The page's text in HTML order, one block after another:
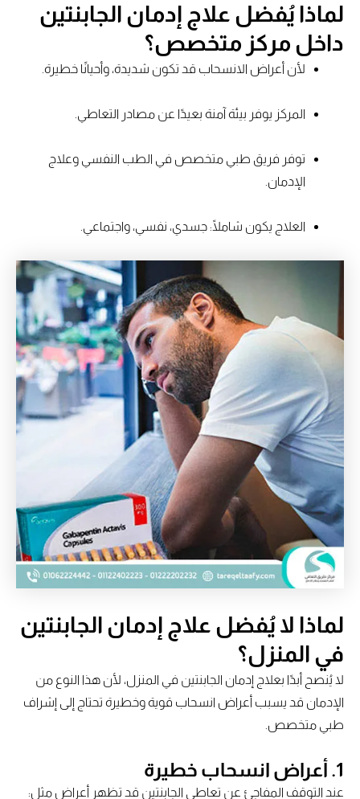
لماذا يُفضل علاج إدمان الجابنتين
داخل مركز متخصص؟
لأن أعراض الانسحاب قد تكون شديدة، وأحيانًا خطيرة.
المركز يوفر بيئة آمنة بعيدًا عن مصادر التعاطي.
توفر فريق طبي متخصص في الطب النفسي وعلاج
الإدمان.
العلاج يكون شاملًا: جسدي، نفسي، واجتماعي.
لماذا لا يُفضل علاج إدمان الجابنتين
في المنزل؟
لا يُنصح أبدًا بعلاج إدمان الجابنتين في المنزل، لأن هذا النوع من
الإدمان قد يسبب أعراض انسحاب قوية وخطيرة تحتاج إلى إشراف
طبي متخصص.
عند التوقف المفاجئ عن تعاطي الجابنتين قد تظهر أعراض مثل: